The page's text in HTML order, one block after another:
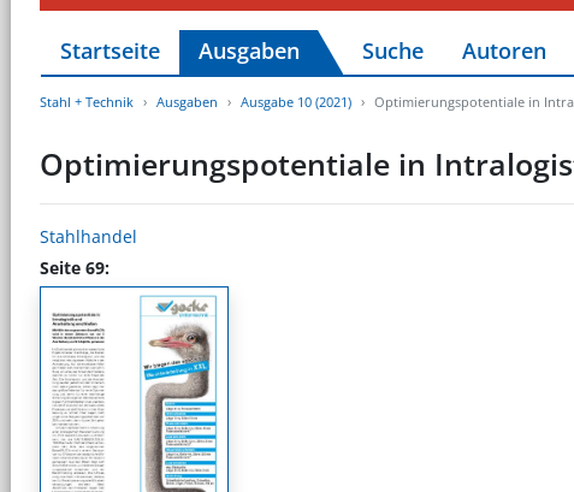
Startseite Ausgaben Suche Autoren
Stahl + Technik Ausgaben Ausgabe 10 (2021) Optimierungspotentiale in
Optimierungspotentiale in
Stahlhandel
Seite 69: